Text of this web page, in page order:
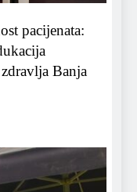
pacijenata:
Banja